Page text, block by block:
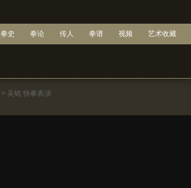
拳史 拳论 传人 拳谱 视频 艺术收藏
> 吴铭 快拳表演